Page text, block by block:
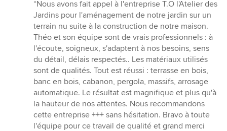
5
étoiles
sur
5
“Nous avons fait appel à l'entreprise T.O l'Atelier des
Jardins pour l'aménagement de notre jardin sur un
terrain nu suite à la construction de notre maison.
Théo et son équipe sont de vrais professionnels : à
l'écoute, soigneux, s'adaptent à nos besoins, sens
du détail, délais respectés.. Les matériaux utilisés
sont de qualités. Tout est réussi : terrasse en bois,
banc en bois, cabanon, pergola, massifs, arrosage
automatique. Le résultat est magnifique et plus qu'à
la hauteur de nos attentes. Nous recommandons
cette entreprise +++ sans hésitation. Bravo à toute
l'équipe pour ce travail de qualité et grand merci